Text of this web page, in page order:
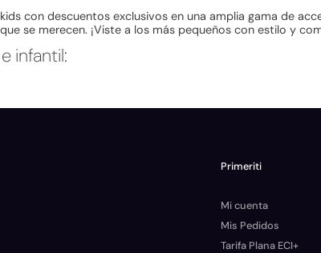
con descuentos exclusivos en una amplia gama de
se merecen. ¡Viste a los más pequeños con estilo y
infantil:
Primeriti
Mi cuenta
Mis Pedidos
Tarifa Plana ECI+